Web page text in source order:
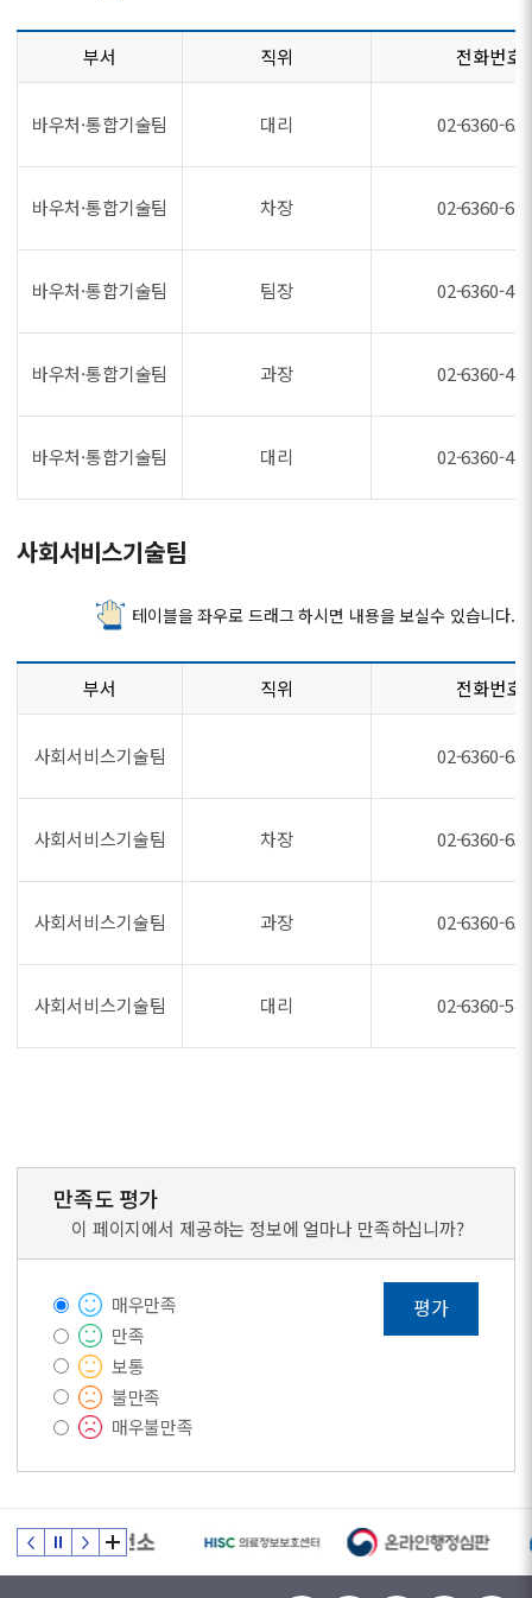
부서 직위 전화번호
바우처·통합기술팀 대리 02-6360-
바우처·통합기술팀 차장 02-6360-
바우처·통합기술팀 팀장 02-6360-
바우처·통합기술팀 과장 02-6360-
바우처·통합기술팀 대리 02-6360-
사회서비스기술팀
테이블을 좌우로 드래그 하시면 내용을 보실수 있습니다.
부서 직위 전화번호
사회서비스기술팀 02-6360-
사회서비스기술팀 차장 02-6360-
사회서비스기술팀 과장 02-6360-
사회서비스기술팀 대리 02-6360-
만족도 평가
이 페이지에서 제공하는 정보에 얼마나 만족하십니까?
매우만족
만족
보통
불만족
매우불만족
평가